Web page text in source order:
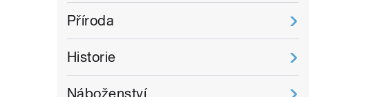
Příroda
Historie
Náboženství